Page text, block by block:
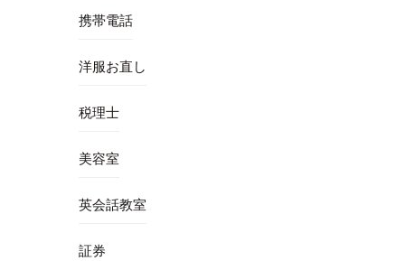
携帯電話
洋服お直し
税理士
美容室
英会話教室
証券